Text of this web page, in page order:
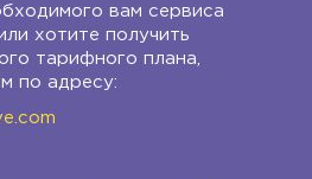
вам сервиса
хотите получить
тарифного плана,
по адресу: